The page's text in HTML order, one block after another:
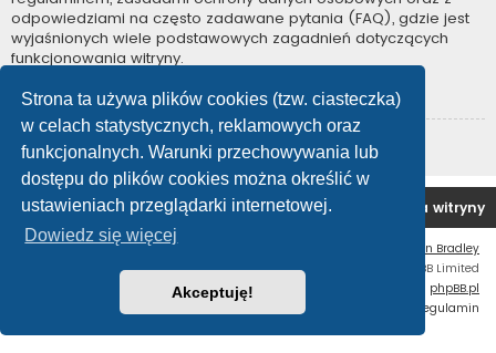
Strona ta używa plików cookies (tzw. ciasteczka)
w celach statystycznych, reklamowych oraz
funkcjonalnych. Warunki przechowywania lub
dostępu do plików cookies można określić w
ustawieniach przeglądarki internetowej.
Dowiedz się więcej
Akceptuję!
odpowiedziami na często zadawane pytania (FAQ), gdzie jest
wyjaśnionych wiele podstawowych zagadnień dotyczących
funkcjonowania witryny.
Regulamin |Zasady ochrony danych osobowych
Zarejestruj się
Forum OC PL Strona główna Usuń ciasteczka witryny
Ian Bradley
Technologię dostarczaphpBB® Forum Software © phpBB Limited
Polski pakiet językowy dostarcza phpBB.pl
Zasady ochrony danych osobowych
Regulamin